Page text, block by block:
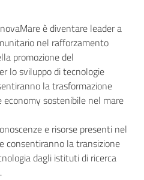
è diventare leader a
nel rafforzamento
promozione del
lo sviluppo di tecnologie
la trasformazione
sostenibile nel mare
e risorse presenti nel
consentiranno la transizione
dagli istituti di ricerca